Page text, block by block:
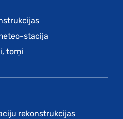
stacija
torņi
rekonstrukcijas